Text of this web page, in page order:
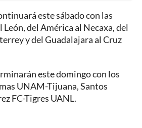
este sábado con las
León, del América al Necaxa, del
y del Guadalajara al Cruz
este domingo con los
UNAM-Tijuana, Santos
FC-Tigres UANL.